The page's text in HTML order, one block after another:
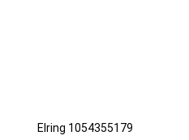
Elring 1054355179